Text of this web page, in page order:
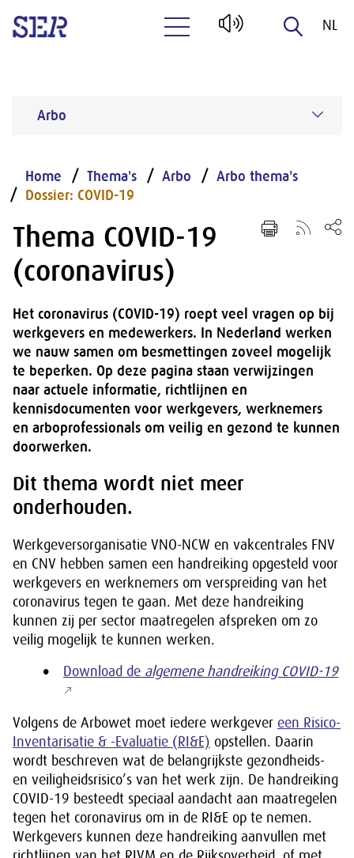
NL
Arbo
Home Thema's Arbo
Arbo thema's
Dossier: COVID-19
Thema COVID-19
(coronavirus)
Het coronavirus (COVID-19) roept veel vragen op bij
werkgevers en medewerkers. In Nederland werken
we nauw samen om besmettingen zoveel mogelijk
te beperken. Op deze pagina staan verwijzingen
naar actuele informatie, richtlijnen en
kennisdocumenten voor werkgevers, werknemers
en arboprofessionals om veilig en gezond te kunnen
doorwerken.
Dit thema wordt niet meer
onderhouden.
Werkgeversorganisatie VNO-NCW en vakcentrales FNV
en CNV hebben samen een handreiking opgesteld voor
werkgevers en werknemers om verspreiding van het
coronavirus tegen te gaan. Met deze handreiking
kunnen zij per sector maatregelen afspreken om zo
veilig mogelijk te kunnen werken.
Download de algemene handreiking COVID-19
Volgens de Arbowet moet iedere werkgever een Risico-
Inventarisatie & -Evaluatie (RI&E) opstellen. Daarin
wordt beschreven wat de belangrijkste gezondheids-
en veiligheidsrisico’s van het werk zijn. De handreiking
COVID-19 besteedt speciaal aandacht aan maatregelen
tegen het coronavirus om in de RI&E op te nemen.
Werkgevers kunnen deze handreiking aanvullen met